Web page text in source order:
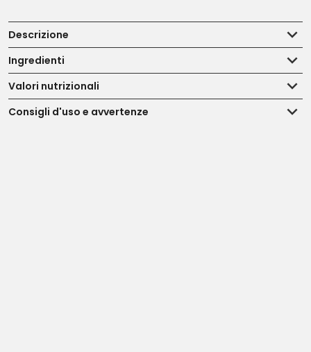
Descrizione
Ingredienti
Valori nutrizionali
Consigli d'uso e avvertenze